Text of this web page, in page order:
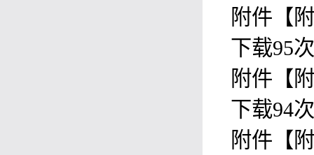
附件【
下载95次
附件【
下载94次
附件【